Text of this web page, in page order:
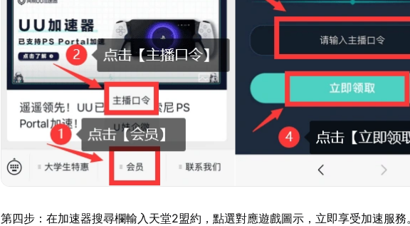
第四步：在加速器搜尋欄輸入天堂2盟約，點選對應遊戲圖示，立即享受加速服務